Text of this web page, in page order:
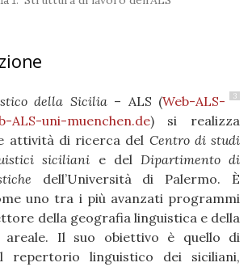
3
della Sicilia – ALS (Web-ALS-
ALS-uni-muenchen.de) si realizza
attività di ricerca del Centro di studi
siciliani e del Dipartimento di
dell’Università di Palermo. È
uno tra i più avanzati programmi
della geografia linguistica e della
areale. Il suo obiettivo è quello di
repertorio linguistico dei siciliani,